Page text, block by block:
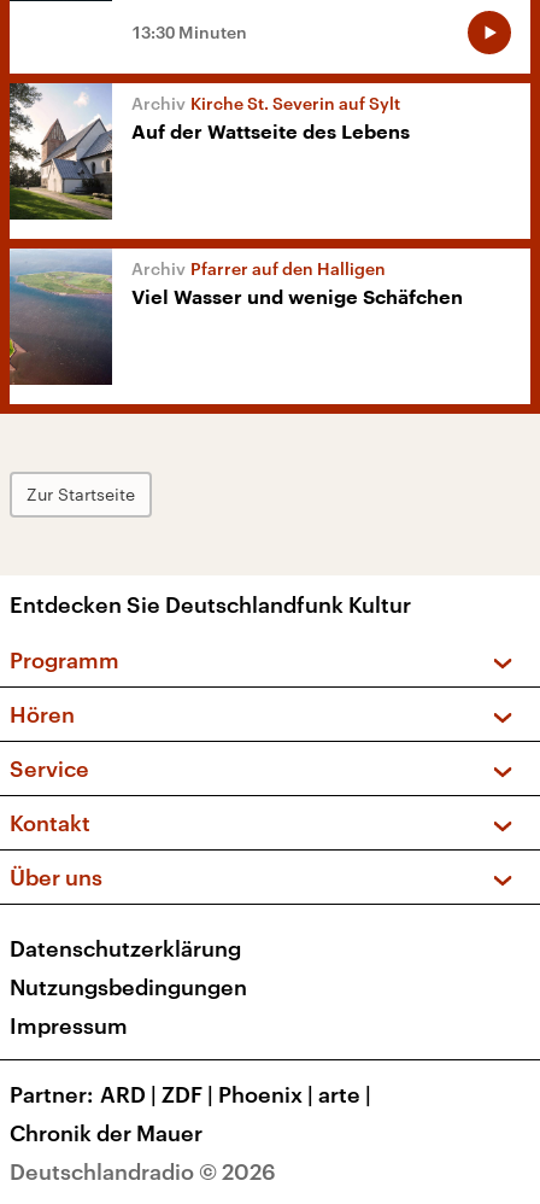
13:30 Minuten
Kirche St. Severin auf Sylt
Auf der Wattseite des Lebens
Pfarrer auf den Halligen
Viel Wasser und wenige Schäfchen
Zur Startseite
Entdecken Sie Deutschlandfunk Kultur
Programm
Sendungen und Podcasts
Musikliste
Kakadu – Das Kinderprogramm
Hören
Frequenzen (UKW + DAB+)
Service
FAQ
Apps
Newsletter
Veranstaltungen
Kontakt
Social Media
Über uns
Presse
Karriere
Transparenz
Deutschlandradio © 2026
Datenschutzerklärung
Nutzungsbedingungen
Impressum
Partner ARD | ZDF | Phoenix | arte |
Chronik der Mauer